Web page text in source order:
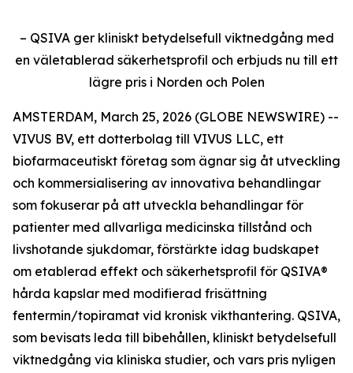
– QSIVA ger kliniskt betydelsefull viktnedgång med
en väletablerad säkerhetsprofil och erbjuds nu till ett
lägre pris i Norden och Polen
AMSTERDAM, March 25, 2026 (GLOBE NEWSWIRE) --
VIVUS BV, ett dotterbolag till VIVUS LLC, ett
biofarmaceutiskt företag som ägnar sig åt utveckling
och kommersialisering av innovativa behandlingar
som fokuserar på att utveckla behandlingar för
patienter med allvarliga medicinska tillstånd och
livshotande sjukdomar, förstärkte idag budskapet
om etablerad effekt och säkerhetsprofil för QSIVA®
hårda kapslar med modifierad frisättning
fentermin/topiramat vid kronisk vikthantering. QSIVA,
som bevisats leda till bibehållen, kliniskt betydelsefull
viktnedgång via kliniska studier, och vars pris nyligen